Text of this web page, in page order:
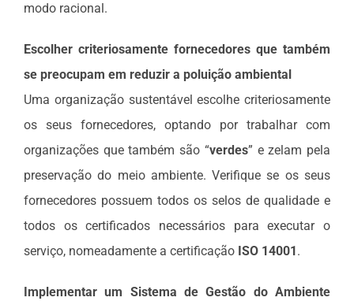
modo racional.
Escolher criteriosamente fornecedores que também
se preocupam em reduzir a poluição ambiental
Uma organização sustentável escolhe criteriosamente
os seus fornecedores, optando por trabalhar com
organizações que também são “verdes” e zelam pela
preservação do meio ambiente. Verifique se os seus
fornecedores possuem todos os selos de qualidade e
todos os certificados necessários para executar o
serviço, nomeadamente a certificação ISO 14001 .
Implementar um Sistema de Gestão do Ambiente